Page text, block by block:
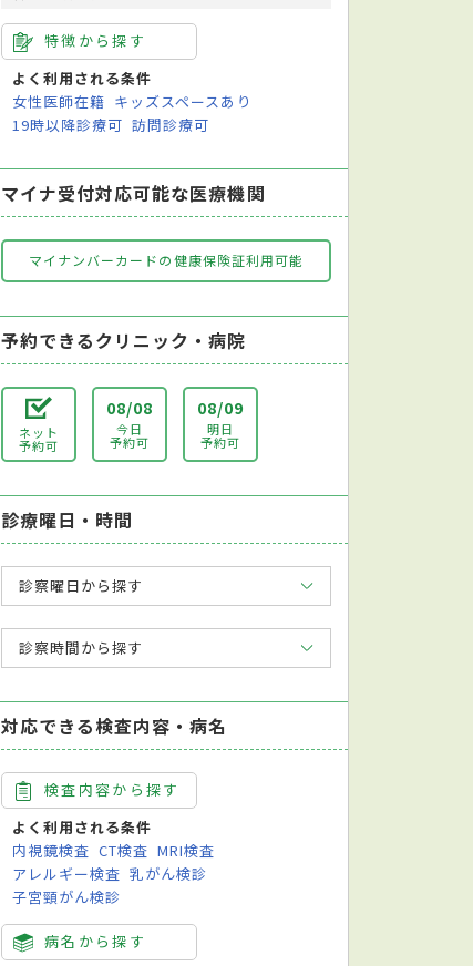
特徴から探す
よく利用される条件
女性医師在籍 キッズスペースあり
19時以降診療可 訪問診療可
マイナ受付対応可能な医療機関
マイナンバーカードの健康保険証利用可能
予約できるクリニック・病院
ネット
予約可
08/08
今日
予約可
08/09
明日
予約可
診療曜日・時間
診察曜日から探す
診察時間から探す
対応できる検査内容・病名
検査内容から探す
よく利用される条件
内視鏡検査 CT検査 MRI検査
アレルギー検査 乳がん検診
子宮頸がん検診
病名から探す